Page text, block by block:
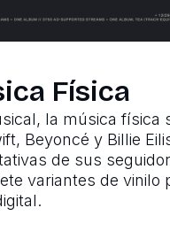
Física
la música física
Beyoncé y Billie
de sus
variantes de